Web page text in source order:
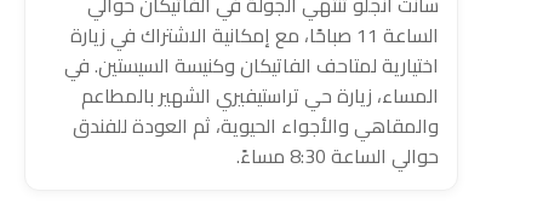
الساعة 11 صباحًا، مع إمكانية الاشتراك في زيارة
اختيارية لمتاحف الفاتيكان وكنيسة السيستين. في
المساء، زيارة حي تراستيفيري الشهير بالمطاعم
والمقاهي والأجواء الحيوية، ثم العودة للفندق
حوالي الساعة 8:30 مساءً.